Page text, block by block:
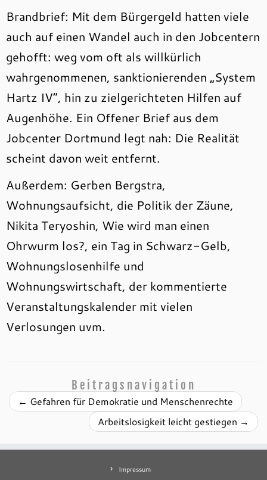
Brandbrief: Mit dem Bürgergeld hatten viele
auch auf einen Wandel auch in den Jobcentern
gehofft: weg vom oft als willkürlich
wahrgenommenen, sanktionierenden „System
Hartz IV“, hin zu zielgerichteten Hilfen auf
Augenhöhe. Ein Offener Brief aus dem
Jobcenter Dortmund legt nah: Die Realität
scheint davon weit entfernt.
Außerdem: Gerben Bergstra,
Wohnungsaufsicht, die Politik der Zäune,
Nikita Teryoshin, Wie wird man einen
Ohrwurm los?, ein Tag in Schwarz-Gelb,
Wohnungslosenhilfe und
Wohnungswirtschaft, der kommentierte
Veranstaltungskalender mit vielen
Verlosungen uvm.
Beitragsnavigation
← Gefahren für Demokratie und Menschenrechte
Arbeitslosigkeit leicht gestiegen →
Impressum